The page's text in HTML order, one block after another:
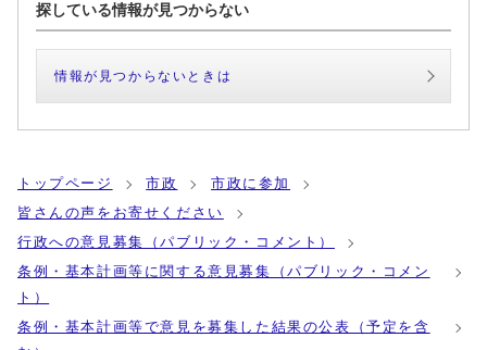
探している情報が見つからない
情報が見つからないときは
トップページ 市政
市政に参加
皆さんの声をお寄せください
行政への意見募集（パブリック・コメント）
条例・基本計画等に関する意見募集（パブリック・コメン
ト）
条例・基本計画等で意見を募集した結果の公表（予定を含